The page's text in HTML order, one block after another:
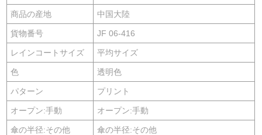
商品の産地 中国大陸
貨物番号 JF 06-416
レインコートサイズ 平均サイズ
色 透明色
パターン プリント
オープン:手動 オープン:手動
傘の半径:その他 傘の半径:その他